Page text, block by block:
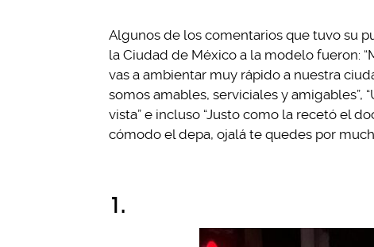
Algunos de los comentarios que tuvo su
la Ciudad de México a la modelo fueron:
vas a ambientar muy rápido a nuestra
somos amables, serviciales y
vista” e incluso “Justo como la recetó el
cómodo el depa, ojalá te quedes por
1.